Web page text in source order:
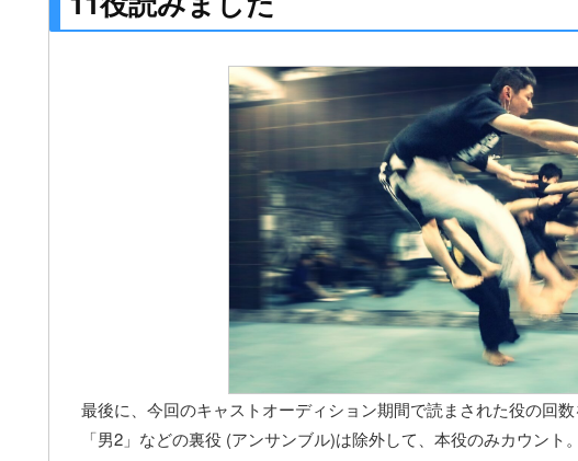
最後に、今回のキャストオーディション期間で読まされた役の回数
「男2」などの裏役 (アンサンブル)は除外して、本役のみカウント。